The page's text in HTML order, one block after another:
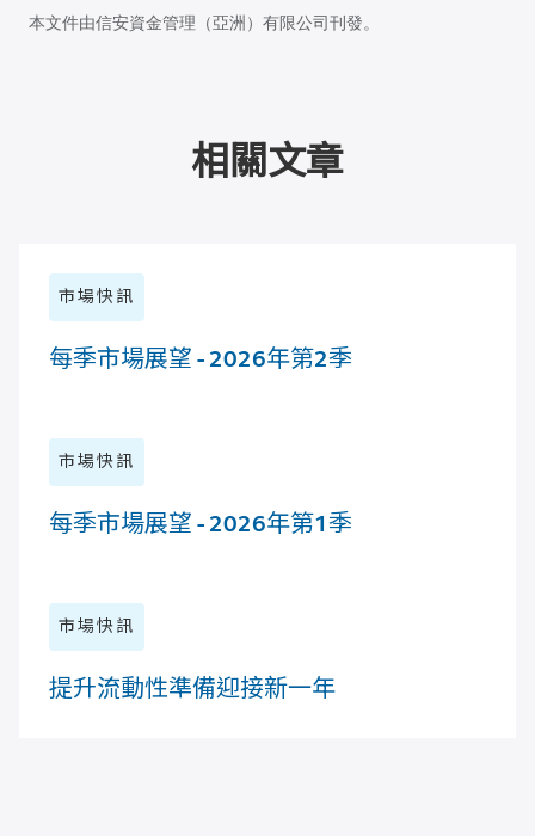
本文件由信安資金管理（亞洲）有限公司刊發。
相關文章
市場快訊
每季市場展望 - 2026年第2季
市場快訊
每季市場展望 - 2026年第1季
市場快訊
提升流動性準備迎接新一年